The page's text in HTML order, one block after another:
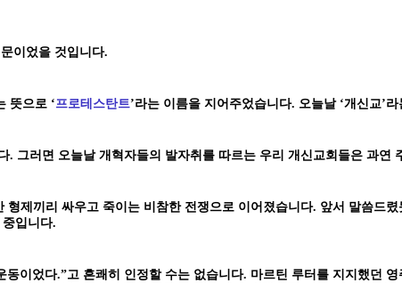
이었을 것입니다.
뜻으로 ‘프로테스탄트’라는 이름을 지어주었습니다. 오늘날 ‘개신교’
. 그러면 오늘날 개혁자들의 발자취를 따르는 우리 개신교회들은 과
제끼리 싸우고 죽이는 비참한 전쟁으로 이어졌습니다. 앞서 말씀드
입니다.
이었다.”고 흔쾌히 인정할 수는 없습니다. 마르틴 루터를 지지했던